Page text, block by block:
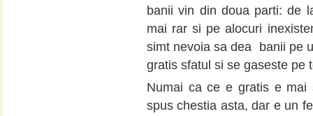
banii vin din doua parti: de
mai rar si pe alocuri
simt nevoia sa dea banii pe
gratis sfatul si se gaseste pe
Numai ca ce e gratis e mai
spus chestia asta, dar e un